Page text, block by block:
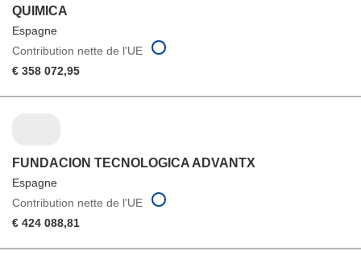
QUIMICA
Espagne
Contribution nette de l'UE
€ 358 072,95
FUNDACION TECNOLOGICA ADVANTX
Espagne
Contribution nette de l'UE
€ 424 088,81